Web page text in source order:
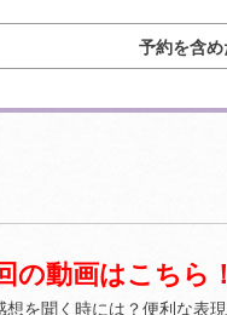
予約を含
の動画はこちら
を聞く時には？便利な表現